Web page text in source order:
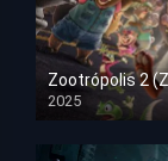
Zootrópolis 2
2025
HD 1080p